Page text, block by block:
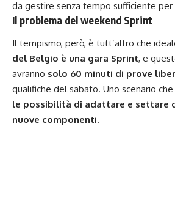
da gestire senza tempo sufficiente
Il problema del weekend Sprint
Il tempismo, però, è tutt’altro che
del Belgio è una gara Sprint, e
avranno solo 60 minuti di prove
qualifiche del sabato. Uno scenario che
le possibilità di adattare e settare
nuove componenti.